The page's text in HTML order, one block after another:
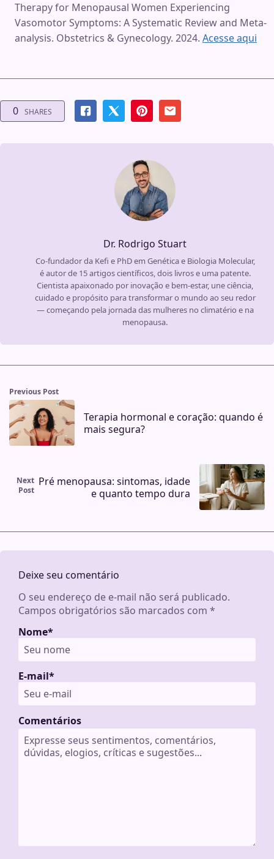
Therapy for Menopausal Women Experiencing
Vasomotor Symptoms: A Systematic Review and Meta-
analysis. Obstetrics & Gynecology. 2024. Acesse aqui
0 SHARES
Dr. Rodrigo Stuart
Co-fundador da Kefi e PhD em Genética e Biologia Molecular,
é autor de 15 artigos científicos, dois livros e uma patente.
Cientista apaixonado por inovação e bem-estar, une ciência,
cuidado e propósito para transformar o mundo ao seu redor
— começando pela jornada das mulheres no climatério e na
menopausa.
Previous Post
Terapia hormonal e coração: quando é
mais segura?
Next
Post
Pré menopausa: sintomas, idade
e quanto tempo dura
Deixe seu comentário
O seu endereço de e-mail não será publicado.
Campos obrigatórios são marcados com *
Comentários
Nome*
E-mail*